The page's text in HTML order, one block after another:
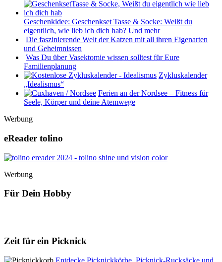
Geschenkidee: Geschenkset Tasse & Socke: Weißt du
eigentlich, wie lieb ich dich hab? Und mehr
Die faszinierende Welt der Katzen mit all ihren Eigenarten
und Geheimnissen
Was Du über Vasektomie wissen solltest für Eure
Familienplanung
Zykluskalender
„Idealismus“
Ferien an der Nordsee – Fitness für
Seele, Körper und deine Atemwege
Werbung
eReader tolino
Werbung
Für Dein Hobby
Zeit für ein Picknick
Entdecke Picknickkörbe, Picknick-Rucksäcke und